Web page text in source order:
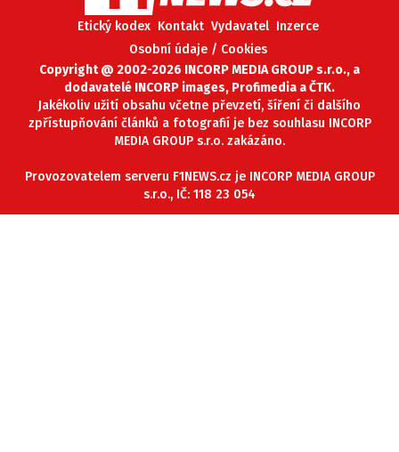
Etický kodex Kontakt Vydavatel Inzerce
Osobní údaje / Cookies
Copyright @ 2002-2026 INCORP MEDIA GROUP s.r.o., a
dodavatelé INCORP images, Profimedia a ČTK.
Jakékoliv užití obsahu včetne převzetí, šíření či dalšího
zpřístupňování článků a fotografií je bez souhlasu INCORP
MEDIA GROUP s.r.o. zakázáno.
Provozovatelem serveru F1NEWS.cz je INCORP MEDIA GROUP
s.r.o., IČ: 118 23 054